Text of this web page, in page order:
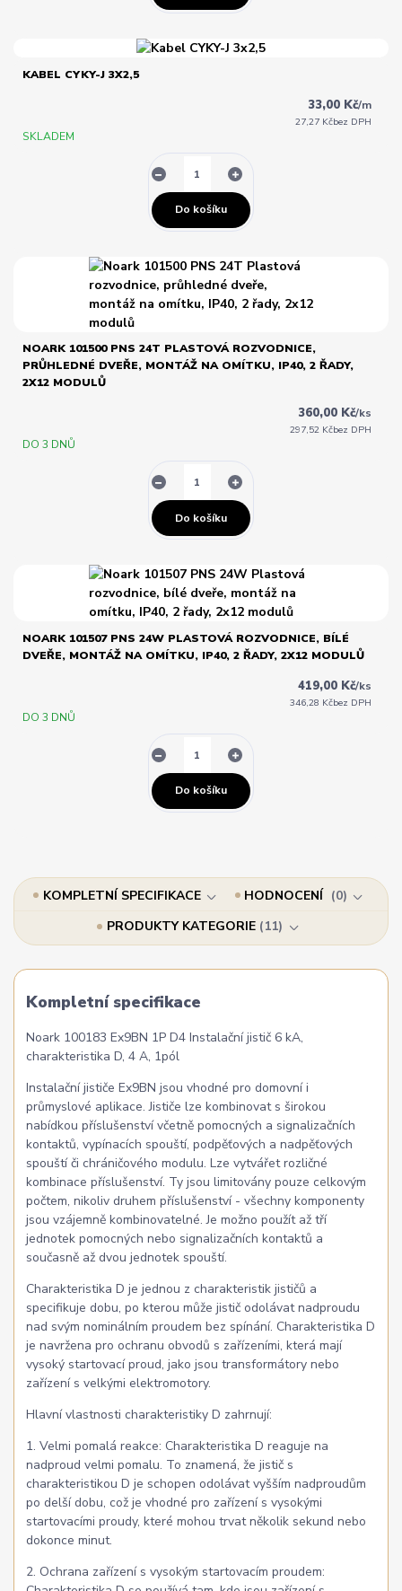
KABEL CYKY-J 3X2,5
33,00 Kč/m
27,27 Kčbez DPH
SKLADEM
Do košíku
NOARK 101500 PNS 24T PLASTOVÁ ROZVODNICE,
PRŮHLEDNÉ DVEŘE, MONTÁŽ NA OMÍTKU, IP40, 2 ŘADY,
2X12 MODULŮ
360,00 Kč/ks
297,52 Kčbez DPH
DO 3 DNŮ
Do košíku
NOARK 101507 PNS 24W PLASTOVÁ ROZVODNICE, BÍLÉ
DVEŘE, MONTÁŽ NA OMÍTKU, IP40, 2 ŘADY, 2X12 MODULŮ
419,00 Kč/ks
346,28 Kčbez DPH
DO 3 DNŮ
Do košíku
KOMPLETNÍ SPECIFIKACE HODNOCENÍ
0
PRODUKTY KATEGORIE 11
Kompletní specifikace
Noark 100183 Ex9BN 1P D4 Instalační jistič 6 kA,
charakteristika D, 4 A, 1pól
Instalační jističe Ex9BN jsou vhodné pro domovní i
průmyslové aplikace. Jističe lze kombinovat s širokou
nabídkou příslušenství včetně pomocných a signalizačních
kontaktů, vypínacích spouští, podpěťových a nadpěťových
spouští či chráničového modulu. Lze vytvářet rozličné
kombinace příslušenství. Ty jsou limitovány pouze celkovým
počtem, nikoliv druhem příslušenství - všechny komponenty
jsou vzájemně kombinovatelné. Je možno použít až tří
jednotek pomocných nebo signalizačních kontaktů a
současně až dvou jednotek spouští.
Charakteristika D je jednou z charakteristik jističů a
specifikuje dobu, po kterou může jistič odolávat nadproudu
nad svým nominálním proudem bez spínání. Charakteristika D
je navržena pro ochranu obvodů s zařízeními, která mají
vysoký startovací proud, jako jsou transformátory nebo
zařízení s velkými elektromotory.
Hlavní vlastnosti charakteristiky D zahrnují:
1. Velmi pomalá reakce: Charakteristika D reaguje na
nadproud velmi pomalu. To znamená, že jistič s
charakteristikou D je schopen odolávat vyšším nadproudům
po delší dobu, což je vhodné pro zařízení s vysokými
startovacími proudy, které mohou trvat několik sekund nebo
dokonce minut.
2. Ochrana zařízení s vysokým startovacím proudem: